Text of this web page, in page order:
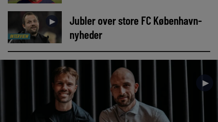
INTERVIEW
►
Jubler over store FC København-
nyheder
►